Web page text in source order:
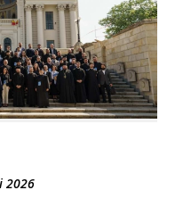
2026